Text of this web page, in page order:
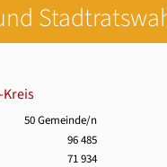
50 Gemeinde/n
96 485
71 934